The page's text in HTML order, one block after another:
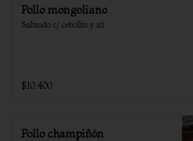
Pollo mongoliano
Salteado c/ cebollin y aji
$10.400
Pollo champiñón